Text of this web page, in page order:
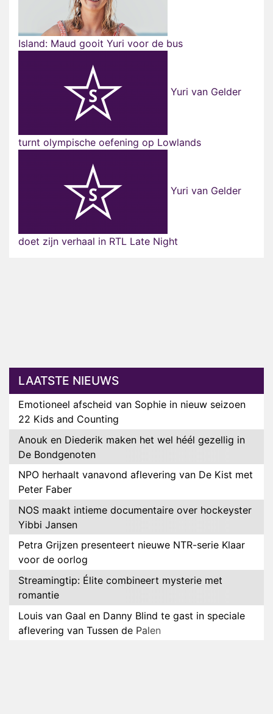
Island: Maud gooit Yuri voor de bus
Yuri van Gelder
turnt olympische oefening op Lowlands
Yuri van Gelder
doet zijn verhaal in RTL Late Night
LAATSTE NIEUWS
Emotioneel afscheid van Sophie in nieuw seizoen
22 Kids and Counting
Anouk en Diederik maken het wel héél gezellig in
De Bondgenoten
NPO herhaalt vanavond aflevering van De Kist met
Peter Faber
NOS maakt intieme documentaire over hockeyster
Yibbi Jansen
Petra Grijzen presenteert nieuwe NTR-serie Klaar
voor de oorlog
Streamingtip: Élite combineert mysterie met
romantie
Louis van Gaal en Danny Blind te gast in speciale
aflevering van Tussen de Palen